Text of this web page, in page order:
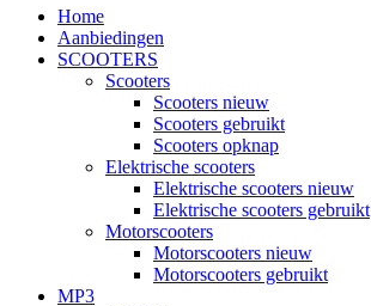
Home
Aanbiedingen
SCOOTERS
Scooters
Scooters nieuw
Scooters gebruikt
Scooters opknap
Elektrische scooters
Elektrische scooters nieuw
Elektrische scooters gebruikt
Motorscooters
Motorscooters nieuw
Motorscooters gebruikt
MP3